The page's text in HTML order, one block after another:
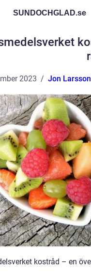
SUNDOCHGLAD.se
2023 Jon Larsson
kostråd – en